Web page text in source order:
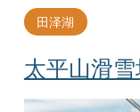
太平山滑
田泽湖